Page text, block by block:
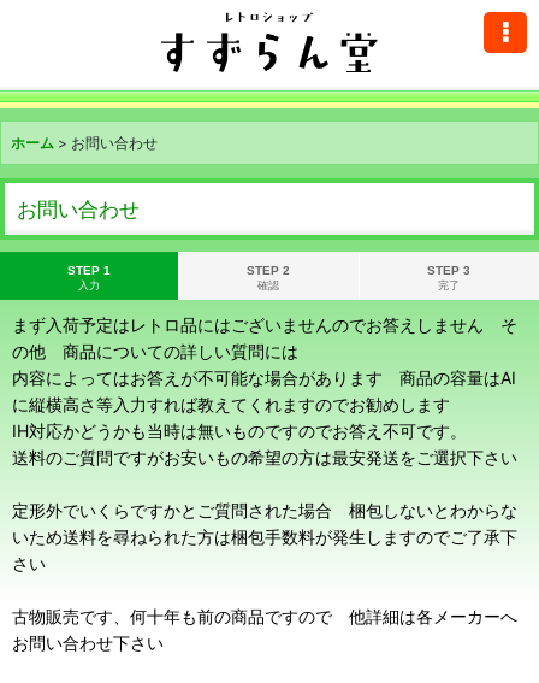
ホーム > お問い合わせ
お問い合わせ
STEP 1
入力
STEP 2
確認
STEP 3
完了
まず入荷予定はレトロ品にはございませんのでお答えしません そ
の他 商品についての詳しい質問には
内容によってはお答えが不可能な場合があります 商品の容量はAI
に縦横高さ等入力すれば教えてくれますのでお勧めします
IH対応かどうかも当時は無いものですのでお答え不可です。
送料のご質問ですがお安いもの希望の方は最安発送をご選択下さい
定形外でいくらですかとご質問された場合 梱包しないとわからな
いため送料を尋ねられた方は梱包手数料が発生しますのでご了承下
さい
古物販売です、何十年も前の商品ですので 他詳細は各メーカーへ
お問い合わせ下さい